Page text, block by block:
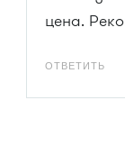
цена.
ОТВЕТИТЬ